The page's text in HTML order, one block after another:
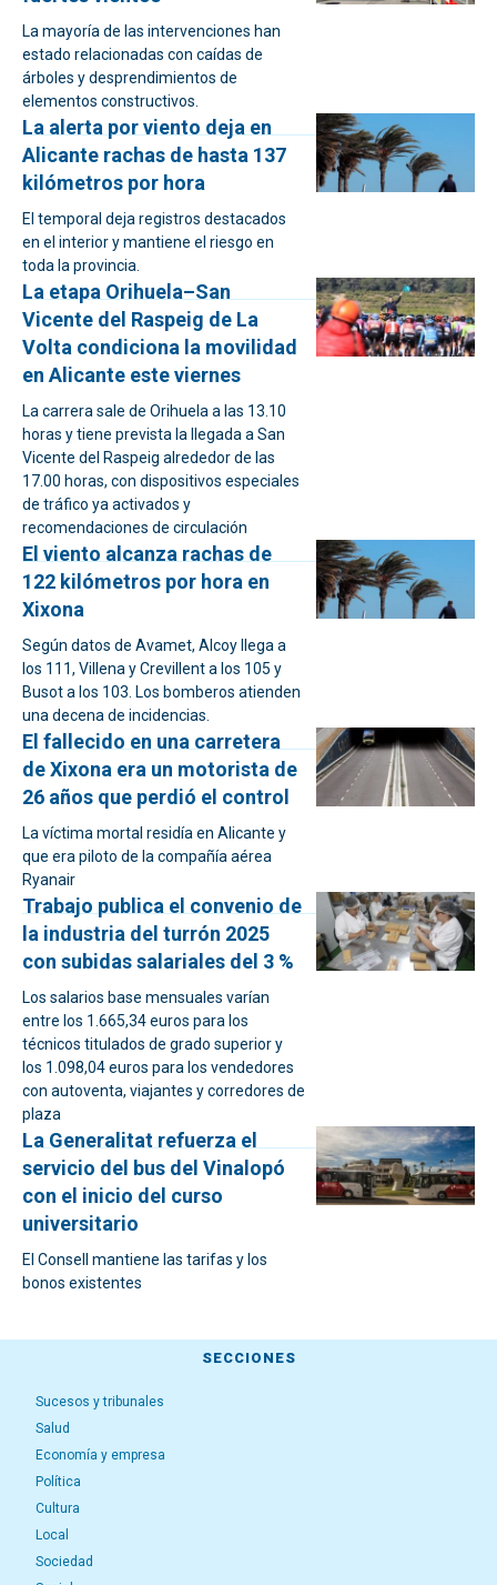
La mayoría de las intervenciones han
estado relacionadas con caídas de
árboles y desprendimientos de
elementos constructivos.
La alerta por viento deja en
Alicante rachas de hasta 137
kilómetros por hora
El temporal deja registros destacados
en el interior y mantiene el riesgo en
toda la provincia.
La etapa Orihuela–San
Vicente del Raspeig de La
Volta condiciona la movilidad
en Alicante este viernes
La carrera sale de Orihuela a las 13.10
horas y tiene prevista la llegada a San
Vicente del Raspeig alrededor de las
17.00 horas, con dispositivos especiales
de tráfico ya activados y
recomendaciones de circulación
El viento alcanza rachas de
122 kilómetros por hora en
Xixona
Según datos de Avamet, Alcoy llega a
los 111, Villena y Crevillent a los 105 y
Busot a los 103. Los bomberos atienden
una decena de incidencias.
El fallecido en una carretera
de Xixona era un motorista de
26 años que perdió el control
La víctima mortal residía en Alicante y
que era piloto de la compañía aérea
Ryanair
Trabajo publica el convenio de
la industria del turrón 2025
con subidas salariales del 3 %
Los salarios base mensuales varían
entre los 1.665,34 euros para los
técnicos titulados de grado superior y
los 1.098,04 euros para los vendedores
con autoventa, viajantes y corredores de
plaza
La Generalitat refuerza el
servicio del bus del Vinalopó
con el inicio del curso
universitario
El Consell mantiene las tarifas y los
bonos existentes
SECCIONES
Sucesos y tribunales
Salud
Economía y empresa
Política
Cultura
Local
Sociedad